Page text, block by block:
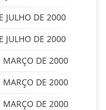
JULHO DE 2000
JULHO DE 2000
MARÇO DE 2000
MARÇO DE 2000
MARÇO DE 2000